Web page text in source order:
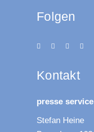
Folgen
Kon­takt
pres­se service
Ste­fan Heine